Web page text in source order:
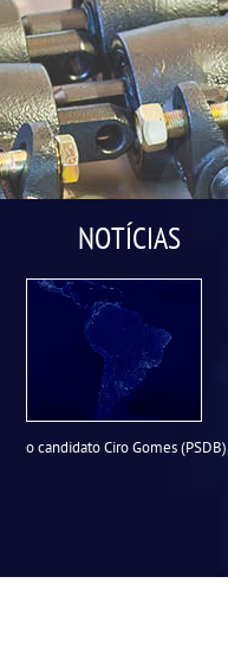
NOTÍCIAS
o candidato Ciro Gomes